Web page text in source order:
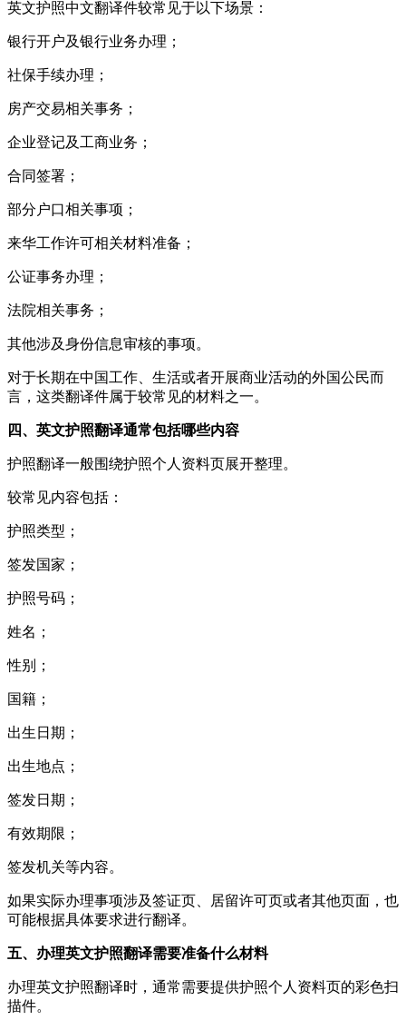
英文护照中文翻译件较常见于以下场景：
银行开户及银行业务办理；
社保手续办理；
房产交易相关事务；
企业登记及工商业务；
合同签署；
部分户口相关事项；
来华工作许可相关材料准备；
公证事务办理；
法院相关事务；
其他涉及身份信息审核的事项。
对于长期在中国工作、生活或者开展商业活动的外国公民而
言，这类翻译件属于较常见的材料之一。
四、英文护照翻译通常包括哪些内容
护照翻译一般围绕护照个人资料页展开整理。
较常见内容包括：
护照类型；
签发国家；
护照号码；
姓名；
性别；
国籍；
出生日期；
出生地点；
签发日期；
有效期限；
签发机关等内容。
如果实际办理事项涉及签证页、居留许可页或者其他页面，也
可能根据具体要求进行翻译。
五、办理英文护照翻译需要准备什么材料
办理英文护照翻译时，通常需要提供护照个人资料页的彩色扫
描件。